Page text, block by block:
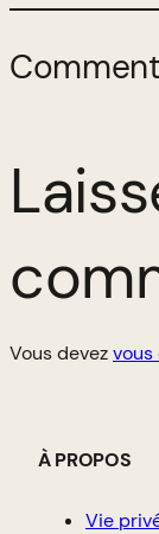
Vous devez
À PROPOS
Vie